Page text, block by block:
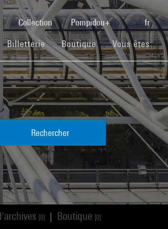
Collection Pompidou+ fr
Billetterie(current)Boutique(current)Vous êtes
Rechercher
[0] Boutique [0]